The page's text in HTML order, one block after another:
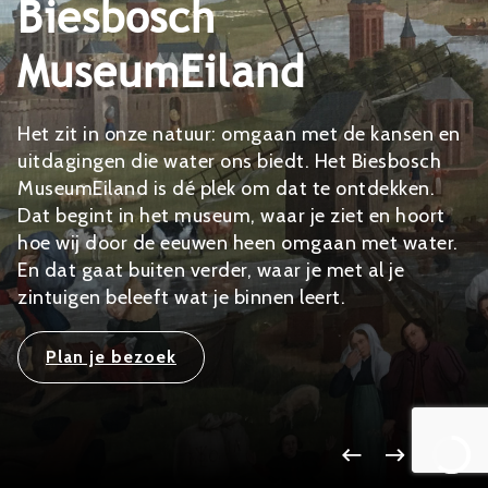
Schoolprogramma’s
Speurtochten in het museum
Spelregels
Schenken / nalaten
Terugblik 40 jarig jubileum 2024
Biesbosch
MuseumEiland
Het zit in onze natuur: omgaan met de kansen en
uitdagingen die water ons biedt. Het Biesbosch
MuseumEiland is dé plek om dat te ontdekken.
Dat begint in het museum, waar je ziet en hoort
hoe wij door de eeuwen heen omgaan met water.
En dat gaat buiten verder, waar je met al je
zintuigen beleeft wat je binnen leert.
Plan je bezoek